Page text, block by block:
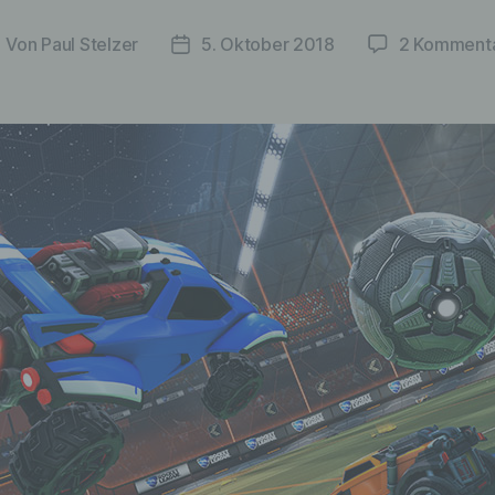
Von Paul Stelzer Veröffentlichungsdatum
5. Oktober 2018 2